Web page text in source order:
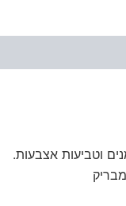
וטביעות אצבעות.